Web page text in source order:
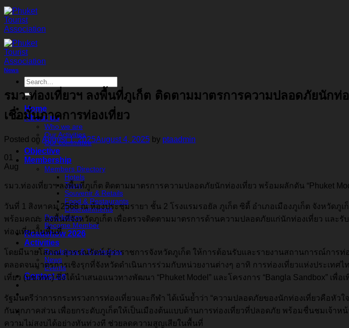
Skip
to
content
Home
About us
Who we are
Our Activities
Our committee
Objective
Membership
Members Directory
Hotels
Tours
Souvenir & Retails
Food & Restaurants
Entertainments
Regulations
Become Member
Roadshow 2026
Activities
Roadshow & Tradeshow
News
Events
Contact us
News
รมว.ท่องเที่ยวฯ ลงพื้นที่ภูเก็ต ติดตามมาตรการความปลอดภัยนักท่
เชื่อมั่นภาคการท่องเที่ยว
Posted on August 1, 2025August 4, 2025 by ptaadmin
01
Aug
รมว.ท่องเที่ยวฯ ลงพื้นที่ภูเก็ต ติดตามมาตรการความปลอดภัยนักท่องเที่ยว พร้อมผลักดัน “Phuket
วันที่ 1 สิงหาคม 2568 ณ ห้องประชุมรายา ชั้น 2 โรงแรมรอยัล ภูเก็ต ซิตี้ อำเภอเมืองภูเก็ต จังหวัดภู
พร้อมคณะ ลงพื้นที่จังหวัดภูเก็ต เพื่อตรวจติดตามมาตรการด้านความปลอดภัยแก่นักท่องเที่ยว และ
ท่องเที่ยวในพื้นที่
โดยมีนายโสภณ สุวรรณรัตน์ ผู้ว่าราชการจังหวัดภูเก็ต ให้การต้อนรับและรายงานสถานการณ์การท่
ตลอดจนมาตรการเชิงรุกที่จังหวัดดำเนินการร่วมกับหน่วยงานต่างๆ อาทิ การท่องเที่ยวแห่งประเท
เที่ยว (บช.ทท.) ซึ่งได้นำเสนอแนวทางพัฒนา “Phuket Model” และโครงการ “Bangla Sandbox”
รัฐมนตรีว่าการกระทรวงการท่องเที่ยวและกีฬา ได้เน้นย้ำว่า “ความปลอดภัยของนักท่องเที่ยวคือหั
กันทุกภาคส่วน เพื่อยกระดับภูเก็ตให้เป็นเมืองต้นแบบด้านการท่องเที่ยวที่ปลอดภัย พร้อมชื่นชมเจ้า
ความไม่สงบได้อย่างทันท่วงที ช่วยลดความสูญเสียในพื้นที่